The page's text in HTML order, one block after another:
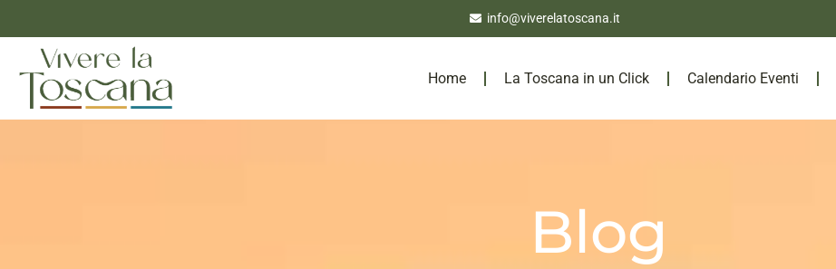
info@viverelatoscana.it
Home La Toscana in un Click Calendario Eventi
Blog